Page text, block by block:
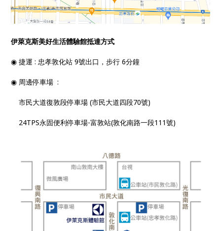
伊萊克斯美好生活體驗館抵達方式
◉ 捷運 : 忠孝敦化站 9號出口，步行 6分鐘
◉ 周邊停車場 :
市民大道復敦段停車場 (市民大道四段70號)
24TPS永固便利停車場-富敦站(敦化南路一段111號)